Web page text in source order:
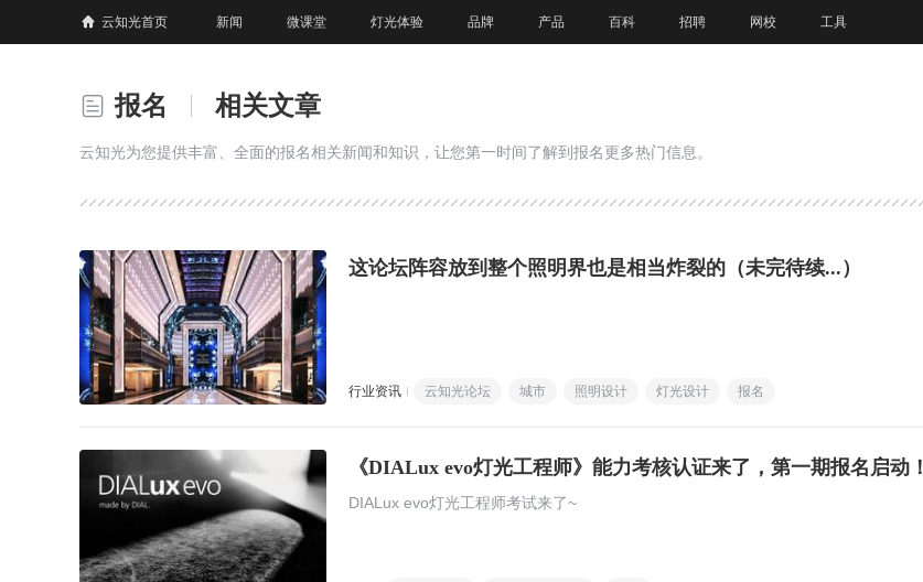
云知光首页 新闻 微课堂 灯光体验 品牌 产品 百科 招聘 网校 工具
报名 相关文章
云知光为您提供丰富、全面的报名相关新闻和知识，让您第一时间了解到报名更多热门信息。
这论坛阵容放到整个照明界也是相当炸裂的（未完待续...）
行业资讯 云知光论坛 城市 照明设计 灯光设计 报名
《DIALux evo灯光工程师》能力考核认证来了，第一期报名启动！
DIALux evo灯光工程师考试来了~